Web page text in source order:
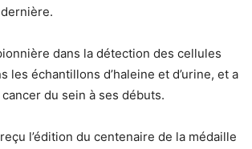
dans la détection des cellules
les échantillons d’haleine et d’urine, et a
du sein à ses débuts.
l’édition du centenaire de la médaille